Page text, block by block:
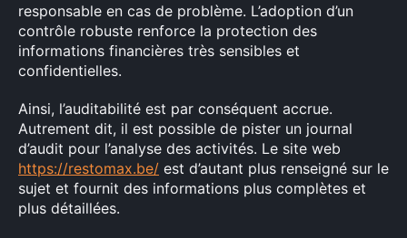
responsable en cas de problème. L’adoption d’un
contrôle robuste renforce la protection des
informations financières très sensibles et
confidentielles.
Ainsi, l’auditabilité est par conséquent accrue.
Autrement dit, il est possible de pister un journal
d’audit pour l’analyse des activités. Le site web
https://restomax.be/ est d’autant plus renseigné sur le
sujet et fournit des informations plus complètes et
plus détaillées.
Rechercher